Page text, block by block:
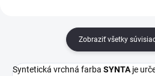
Zobraziť všetky
Syntetická vrchná farba SYNTA je